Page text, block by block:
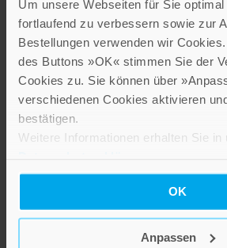
Um unsere Webseiten für Sie
fortlaufend zu verbessern sowie zur
Bestellungen verwenden wir
des Buttons »OK« stimmen Sie der
Cookies zu. Sie können über
verschiedenen Cookies aktivieren
bestätigen.
Weitere Informationen erhalten Sie in
OK
Anpassen
Inkl. 7% MwSt. ,exkl.Versandkosten
Im Alltag nicht alltäglich